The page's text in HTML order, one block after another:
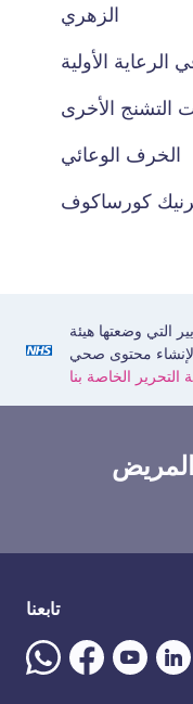
الزهري
الرعاية الأولية
التشنج الأخرى
الخرف الوعائي
كورساكوف
التي وضعتها هيئة
تابعنا